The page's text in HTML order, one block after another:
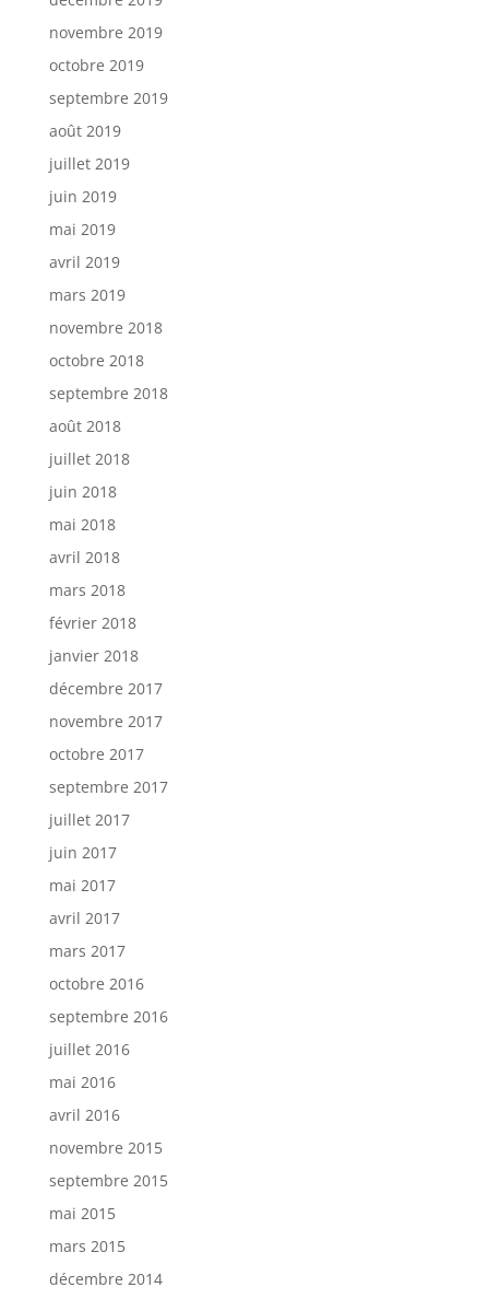
novembre 2019
octobre 2019
septembre 2019
août 2019
juillet 2019
juin 2019
mai 2019
avril 2019
mars 2019
novembre 2018
octobre 2018
septembre 2018
août 2018
juillet 2018
juin 2018
mai 2018
avril 2018
mars 2018
février 2018
janvier 2018
décembre 2017
novembre 2017
octobre 2017
septembre 2017
juillet 2017
juin 2017
mai 2017
avril 2017
mars 2017
octobre 2016
septembre 2016
juillet 2016
mai 2016
avril 2016
novembre 2015
septembre 2015
mai 2015
mars 2015
décembre 2014